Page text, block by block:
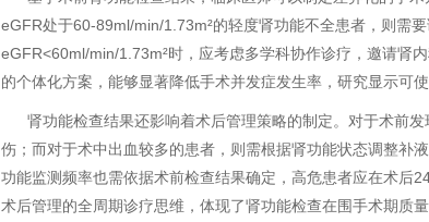
eGFR处于60-89ml/min/1.73m²的轻度肾功能不全患者，则需
eGFR<60ml/min/1.73m²时，应考虑多学科协作诊疗，邀请肾
的个体化方案，能够显著降低手术并发症发生率，研究显示可
肾功能检查结果还影响着术后管理策略的制定。对于术前
伤；而对于术中出血较多的患者，则需根据肾功能状态调整补
功能监测频率也需依据术前检查结果确定，高危患者应在术后
术后管理的全周期诊疗思维，体现了肾功能检查在围手术期质量